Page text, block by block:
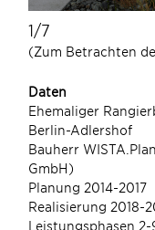
1/7
(Zum Betrachten
Daten
Ehemaliger
Berlin-Adlershof
Bauherr
GmbH)
Planung 2014-2017
Realisierung 2018-
Leistungsphasen 2-